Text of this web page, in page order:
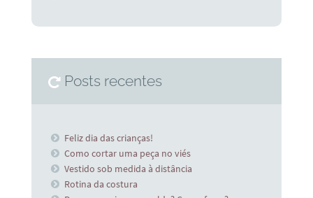
Posts recentes
Feliz dia das crianças!
Como cortar uma peça no viés
Vestido sob medida à distância
Rotina da costura